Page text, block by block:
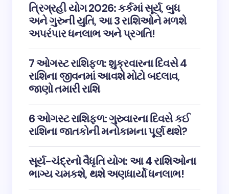
ત્રિગ્રહી યોગ 2026: કર્કમાં સૂર્ય, બુધ
અને ગુરુની યુતિ, આ 3 રાશિઓને મળશે
અપરંપાર ધનલાભ અને પ્રગતિ!
7 ઓગસ્ટ રાશિફળ: શુક્રવારના દિવસે 4
રાશિના જીવનમાં આવશે મોટો બદલાવ,
જાણો તમારી રાશિ
6 ઓગસ્ટ રાશિફળ: ગુરુવારના દિવસે કઈ
રાશિના જાતકોની મનોકામના પૂર્ણ થશે?
સૂર્ય-ચંદ્રનો વૈધૃતિ યોગ: આ 4 રાશિઓના
ભાગ્ય ચમકશે, થશે અણધાર્યો ધનલાભ!